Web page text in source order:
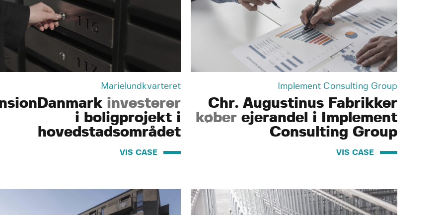
Marielundkvarteret
investerer
i boligprojekt i
hovedstadsområdet
VIS CASE
Implement Consulting Group
Chr. Augustinus Fabrikker
køber ejerandel i Implement
Consulting Group
VIS CASE